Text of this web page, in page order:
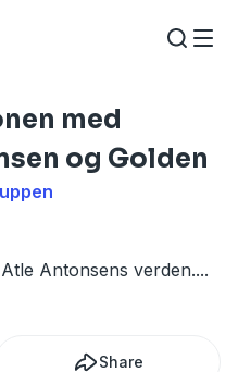
med
og Golden
Antonsens verden....
Share